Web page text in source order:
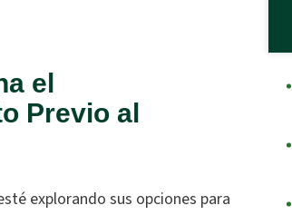
el
Previo al
explorando sus opciones para